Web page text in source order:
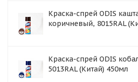
Краска-спрей ODIS
коричневый, 8015RAL
Краска-спрей ODIS
5013RAL (Китай) 450мл